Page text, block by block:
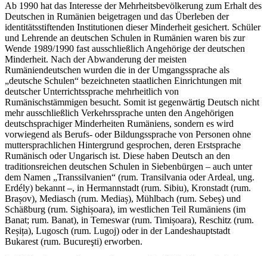
Ab 1990 hat das Interesse der Mehrheitsbevölkerung zum Erhalt des
Deutschen in Rumänien beigetragen und das Überleben der
identitätsstiftenden Institutionen dieser Minderheit gesichert. Schüler
und Lehrende an deutschen Schulen in Rumänien waren bis zur
Wende 1989/1990 fast ausschließlich Angehörige der deutschen
Minderheit. Nach der Abwanderung der meisten
Rumäniendeutschen wurden die in der Umgangssprache als
„deutsche Schulen“ bezeichneten staatlichen Einrichtungen mit
deutscher Unterrichtssprache mehrheitlich von
Rumänischstämmigen besucht. Somit ist gegenwärtig Deutsch nicht
mehr ausschließlich Verkehrssprache unten den Angehörigen
deutschsprachiger Minderheiten Rumäniens, sondern es wird
vorwiegend als Berufs- oder Bildungssprache von Personen ohne
muttersprachlichen Hintergrund gesprochen, deren Erstsprache
Rumänisch oder Ungarisch ist. Diese haben Deutsch an den
traditionsreichen deutschen Schulen in Siebenbürgen – auch unter
dem Namen „Transsilvanien“ (rum. Transilvania oder Ardeal, ung.
Erdély) bekannt –, in Hermannstadt (rum. Sibiu), Kronstadt (rum.
Brașov), Mediasch (rum. Mediaș), Mühlbach (rum. Sebeș) und
Schäßburg (rum. Sighișoara), im westlichen Teil Rumäniens (im
Banat; rum. Banat), in Temeswar (rum. Timișoara), Reschitz (rum.
Reșița), Lugosch (rum. Lugoj) oder in der Landeshauptstadt
Bukarest (rum. Bucureşti) erworben.